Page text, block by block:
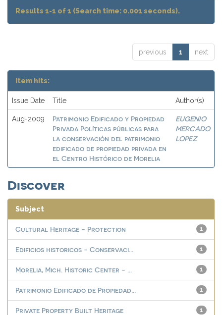
Results 1-1 of 1 (Search time: 0.001 seconds).
previous 1 next
Item hits:
Issue Date Title Author(s)
Aug-2009
Patrimonio Edificado y Propiedad
Privada Políticas públicas para
la conservación del patrimonio
edificado de propiedad privada en
el Centro Histórico de Morelia
EUGENIO
MERCADO
LOPEZ
Discover
Subject
1
Cultural Heritage - Protection
1
Edificios historicos - Conservaci...
1
Morelia, Mich. Historic Center - ...
1
Patrimonio Edificado de Propiedad...
1
Private Property Built Heritage